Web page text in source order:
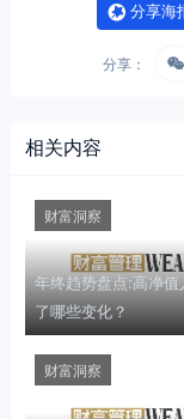
分享海
分享：
相关内容
年终趋势盘点:高净值
了哪些变化？
财富洞察
财富洞察